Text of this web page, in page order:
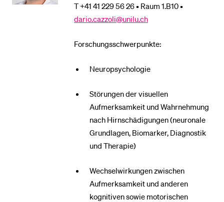
T +41 41 229 56 26 • Raum 1.B10 •
dario.cazzoli@unilu.ch
Forschungsschwerpunkte:
Neuropsychologie
Störungen der visuellen
Aufmerksamkeit und Wahrnehmung
nach Hirnschädigungen (neuronale
Grundlagen, Biomarker, Diagnostik
und Therapie)
Wechselwirkungen zwischen
Aufmerksamkeit und anderen
kognitiven sowie motorischen
BELIEBTE INHALTE
Vorlesungsverzeichnis